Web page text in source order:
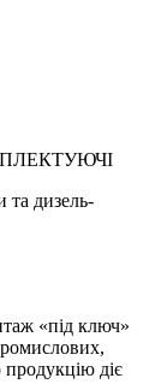
та дизель-
«під ключ»
продукцію діє